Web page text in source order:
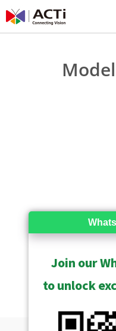
Join our
to unlock